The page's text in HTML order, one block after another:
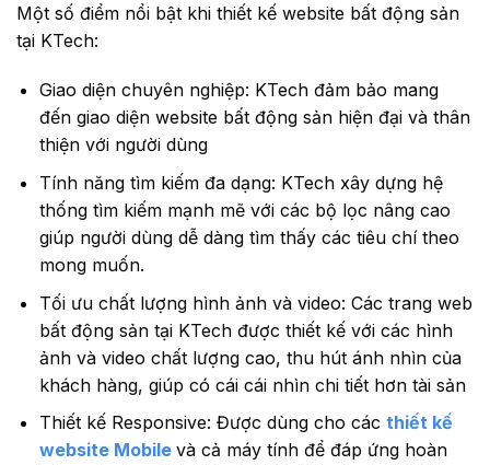
Một số điểm nổi bật khi thiết kế website bất động sản
tại KTech:
Giao diện chuyên nghiệp: KTech đảm bảo mang
đến giao diện website bất động sản hiện đại và thân
thiện với người dùng
Tính năng tìm kiếm đa dạng: KTech xây dựng hệ
thống tìm kiếm mạnh mẽ với các bộ lọc nâng cao
giúp người dùng dễ dàng tìm thấy các tiêu chí theo
mong muốn.
Tối ưu chất lượng hình ảnh và video: Các trang web
bất động sản tại KTech được thiết kế với các hình
ảnh và video chất lượng cao, thu hút ánh nhìn của
khách hàng, giúp có cái cái nhìn chi tiết hơn tài sản
Thiết kế Responsive: Được dùng cho các thiết kế
website Mobile và cả máy tính để đáp ứng hoàn